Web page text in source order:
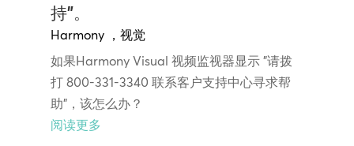
持"。
Harmony ， 视觉
如果Harmony Visual 视频监视器显示 "请拨
打 800-331-3340 联系客户支持中心寻求帮
助"，该怎么办？
阅读更多